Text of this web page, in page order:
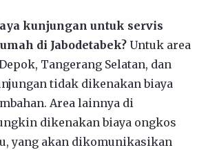
kunjungan untuk servis
di Jabodetabek? Untuk area
Tangerang Selatan, dan
tidak dikenakan biaya
Area lainnya di
dikenakan biaya ongkos
yang akan dikomunikasikan